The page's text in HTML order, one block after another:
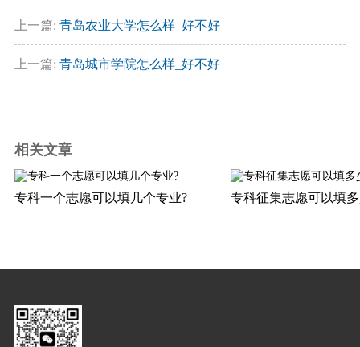
上一篇: 青岛农业大学怎么样_好不好
上一篇: 青岛城市学院怎么样_好不好
相关文章
专科一个志愿可以填几个专业? 专科征集志愿可以填